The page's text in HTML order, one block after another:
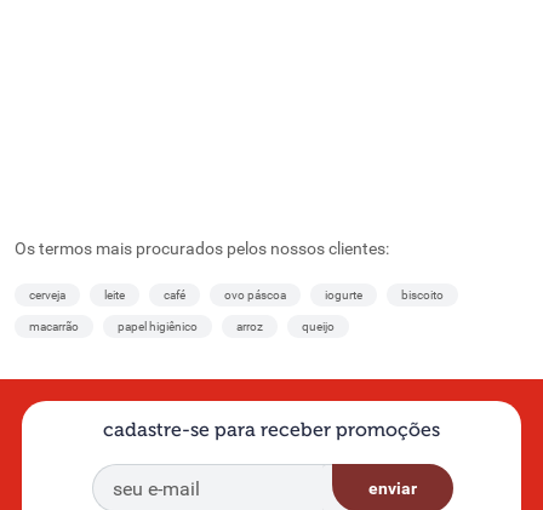
Os termos mais procurados pelos nossos clientes:
cerveja leite café ovo páscoa iogurte biscoito
macarrão papel higiênico arroz queijo
cadastre-se para receber promoções
enviar